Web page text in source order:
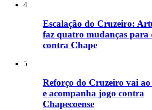
4
Escalação do Cruzeiro:
faz quatro mudanças para
contra Chape
5
Reforço do Cruzeiro vai
e acompanha jogo contra
Chapecoense